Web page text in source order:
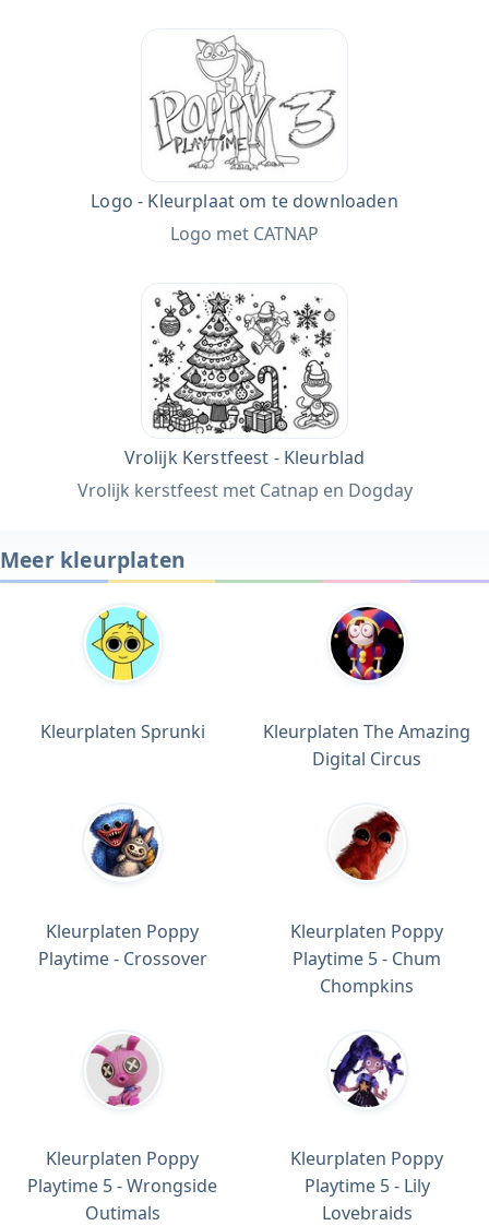
Logo - Kleurplaat om te downloaden
Logo met CATNAP
Vrolijk Kerstfeest - Kleurblad
Vrolijk kerstfeest met Catnap en Dogday
Meer kleurplaten
Kleurplaten Sprunki
Kleurplaten The Amazing
Digital Circus
Kleurplaten Poppy
Playtime - Crossover
Kleurplaten Poppy
Playtime 5 - Chum
Chompkins
Kleurplaten Poppy
Playtime 5 - Wrongside
Outimals
Kleurplaten Poppy
Playtime 5 - Lily
Lovebraids